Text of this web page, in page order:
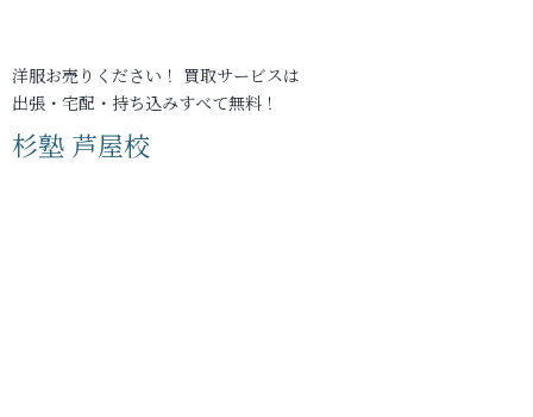
洋服お売りください！ 買取サービスは
出張・宅配・持ち込みすべて無料！
杉塾 芦屋校